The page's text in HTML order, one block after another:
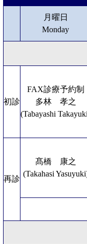
月曜日
Monday
初診
FAX診療予約制
多林 孝之
(Tabayashi
再診
髙橋 康之
(Takahasi